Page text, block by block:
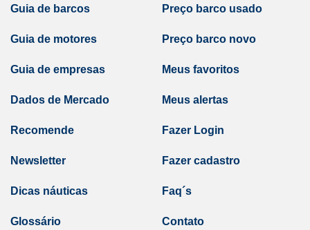
Guia de barcos
Guia de motores
Guia de empresas
Dados de Mercado
Preço barco usado
Preço barco novo
Meus favoritos
Meus alertas
Recomende
Newsletter
Dicas náuticas
Glossário
Fazer Login
Fazer cadastro
Faq´s
Contato